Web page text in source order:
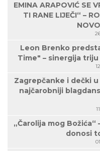
EMINA ARAPOVIĆ SE
TI RANE LIJEČI“ –
Leon Brenko
Time" – sinergija
Zagrepčanke i dečki
najčarobniji
„Čarolija mog
donosi